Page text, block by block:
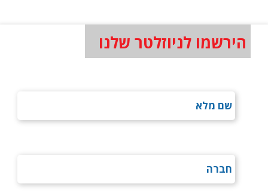
הירשמו לניוזלטר שלנו